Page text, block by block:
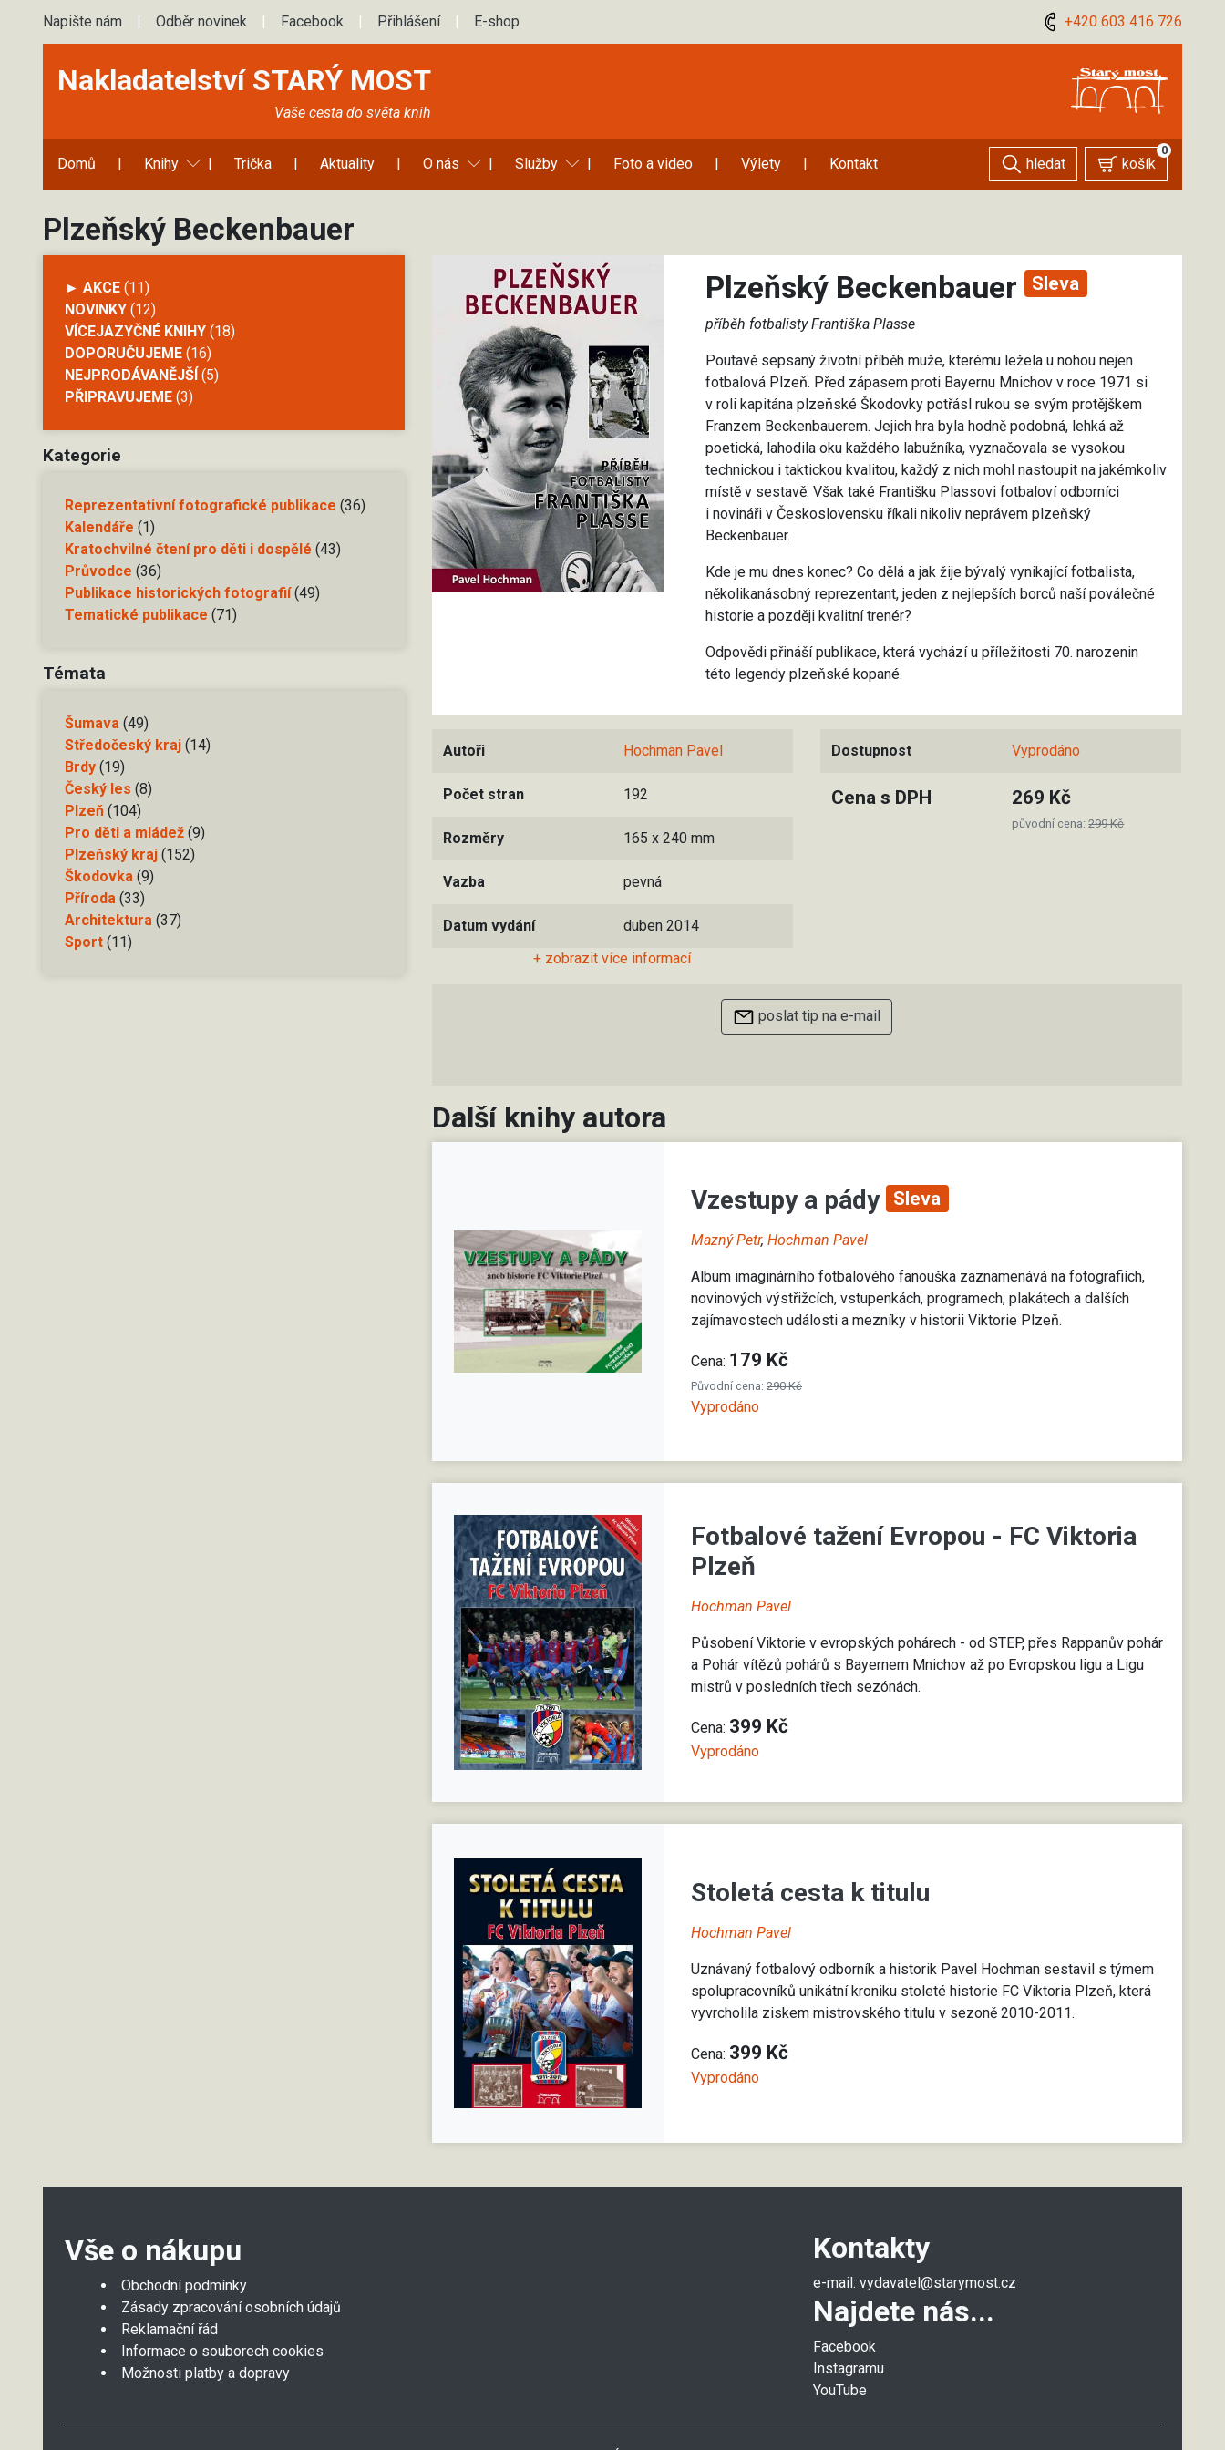
Napište nám | Odběr novinek | Facebook | Přihlášení | E-shop +420 603 416 726
Nakladatelství STARÝ MOST
Vaše cesta do světa knih
hledat košík
0
Domů | Knihy | Trička | Aktuality | O nás | Služby | Foto a video | Výlety | Kontakt
Plzeňský Beckenbauer
► AKCE (11)
NOVINKY (12)
VÍCEJAZYČNÉ KNIHY (18)
DOPORUČUJEME (16)
NEJPRODÁVANĚJŠÍ (5)
PŘIPRAVUJEME (3)
Kategorie
Reprezentativní fotografické publikace (36)
Kalendáře (1)
Kratochvilné čtení pro děti i dospělé (43)
Průvodce (36)
Publikace historických fotografií(49)
Tematické publikace (71)
Témata
Šumava (49)
Středočeský kraj (14)
Brdy (19)
Český les (8)
Plzeň (104)
Pro děti a mládež (9)
Plzeňský kraj (152)
Škodovka (9)
Příroda (33)
Architektura (37)
Sport (11)
Plzeňský Beckenbauer Sleva
příběh fotbalisty Františka Plasse
Poutavě sepsaný životní příběh muže, kterému ležela u nohou nejen
fotbalová Plzeň. Před zápasem proti Bayernu Mnichov v roce 1971 si
v roli kapitána plzeňské Škodovky potřásl rukou se svým protějškem
Franzem Beckenbauerem. Jejich hra byla hodně podobná, lehká až
poetická, lahodila oku každého labužníka, vyznačovala se vysokou
technickou i taktickou kvalitou, každý z nich mohl nastoupit na jakémkoliv
místě v sestavě. Však také Františku Plassovi fotbaloví odborníci
i novináři v Československu říkali nikoliv neprávem plzeňský
Beckenbauer.
Kde je mu dnes konec? Co dělá a jak žije bývalý vynikající fotbalista,
několikanásobný reprezentant, jeden z nejlepších borců naší poválečné
historie a později kvalitní trenér?
Odpovědi přináší publikace, která vychází u příležitosti 70. narozenin
této legendy plzeňské kopané.
Autoři Hochman Pavel
Počet stran 192
Rozměry 165 x 240 mm
Vazba pevná
Datum vydání
duben 2014
+ zobrazit více informací
Dostupnost Vyprodáno
Cena s DPH 269 Kč
původní cena:299 Kč
poslat tip na e-mail
Další knihy autora
Vzestupy a pády Sleva
Mazný Petr,Hochman Pavel
Album imaginárního fotbalového fanouška zaznamenává na fotografiích,
novinových výstřižcích, vstupenkách, programech, plakátech a dalších
zajímavostech události a mezníky v historii Viktorie Plzeň.
Cena: 179 Kč
Původní cena:290 Kč
Vyprodáno
Fotbalové tažení Evropou - FC Viktoria
Plzeň
Hochman Pavel
Působení Viktorie v evropských pohárech - od STEP, přes Rappanův pohár
a Pohár vítězů pohárů s Bayernem Mnichov až po Evropskou ligu a Ligu
mistrů v posledních třech sezónách.
Cena: 399 Kč
Vyprodáno
Stoletá cesta k titulu
Hochman Pavel
Uznávaný fotbalový odborník a historik Pavel Hochman sestavil s týmem
spolupracovníků unikátní kroniku stoleté historie FC Viktoria Plzeň, která
vyvrcholila ziskem mistrovského titulu v sezoně 2010-2011.
Cena: 399 Kč
Vyprodáno
Vše o nákupu
Obchodní podmínky
Zásady zpracování osobních údajů
Reklamační řád
Informace o souborech cookies
Možnosti platby a dopravy
Kontakty
e-mail:vydavatel@starymost.cz
Najdete nás...
Facebook
Instagramu
YouTube